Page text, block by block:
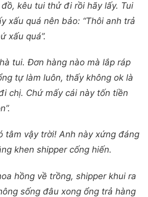
kêu tui thử đi rồi hãy lấy. Tui
xấu quá nên bảo: “Thôi anh trả
xấu quá”.
tui. Đơn hàng nào mà lắp ráp
tự làm luôn, thấy không ok là
chị. Chứ mấy cái này tốn tiền
tâm vậy trời! Anh này xứng đáng
khen shipper cống hiến.
hồng về trồng, shipper khui ra
sống đâu xong ổng trả hàng